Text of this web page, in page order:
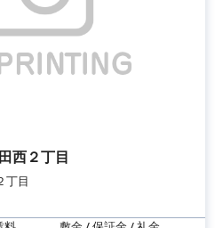
西２丁目
丁目